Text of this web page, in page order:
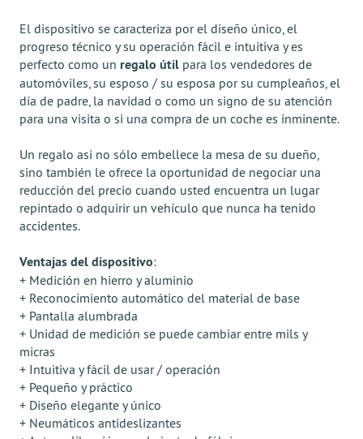
El dispositivo se caracteriza por el diseño único, el
progreso técnico y su operación fácil e intuitiva y es
perfecto como un regalo útil para los vendedores de
automóviles, su esposo / su esposa por su cumpleaños, el
día de padre, la navidad o como un signo de su atención
para una visita o si una compra de un coche es inminente.
Un regalo asi no sólo embellece la mesa de su dueño,
sino también le ofrece la oportunidad de negociar una
reducción del precio cuando usted encuentra un lugar
repintado o adquirir un vehículo que nunca ha tenido
accidentes.
Ventajas del dispositivo:
+ Medición en hierro y aluminio
+ Reconocimiento automático del material de base
+ Pantalla alumbrada
+ Unidad de medición se puede cambiar entre mils y
micras
+ Intuitiva y fácil de usar / operación
+ Pequeño y práctico
+ Diseño elegante y único
+ Neumáticos antideslizantes